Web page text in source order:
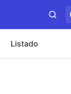
Listado